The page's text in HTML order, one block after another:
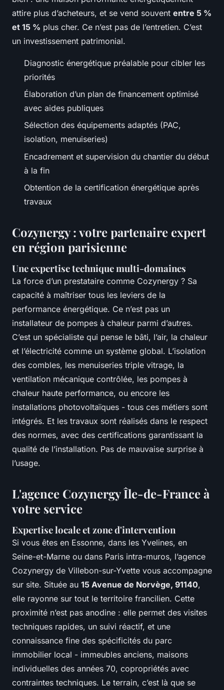
attire plus d’acheteurs, et se vend souvent entre 5 %
et 15 % plus cher. Ce n’est pas de l’entretien. C’est
un investissement patrimonial.
Diagnostic énergétique préalable pour cibler les
priorités
Élaboration d’un plan de financement optimisé
avec aides publiques
Sélection des équipements adaptés (PAC,
isolation, menuiseries)
Encadrement et supervision du chantier du début
à la fin
Obtention de la certification énergétique après
travaux
Cozynergy : votre partenaire expert
en région parisienne
Une expertise technique multi-domaines
La force d’un prestataire comme Cozynergy ? Sa
capacité à maîtriser tous les leviers de la
performance énergétique. Ce n’est pas un
installateur de pompes à chaleur parmi d’autres.
C’est un spécialiste qui pense le bâti, l’air, la chaleur
et l’électricité comme un système global. L’isolation
des combles, les menuiseries triple vitrage, la
ventilation mécanique contrôlée, les pompes à
chaleur haute performance, ou encore les
installations photovoltaïques - tous ces métiers sont
intégrés. Et les travaux sont réalisés dans le respect
des normes, avec des certifications garantissant la
qualité de l’installation. Pas de mauvaise surprise à
l’usage.
L'agence Cozynergy Île-de-France à
votre service
Expertise locale et zone d'intervention
Si vous êtes en Essonne, dans les Yvelines, en
Seine-et-Marne ou dans Paris intra-muros, l’agence
Cozynergy de Villebon-sur-Yvette vous accompagne
sur site. Située au 15 Avenue de Norvège, 91140,
elle rayonne sur tout le territoire francilien. Cette
proximité n’est pas anodine : elle permet des visites
techniques rapides, un suivi réactif, et une
connaissance fine des spécificités du parc
immobilier local - immeubles anciens, maisons
individuelles des années 70, copropriétés avec
contraintes techniques. Le terrain, c’est là que se